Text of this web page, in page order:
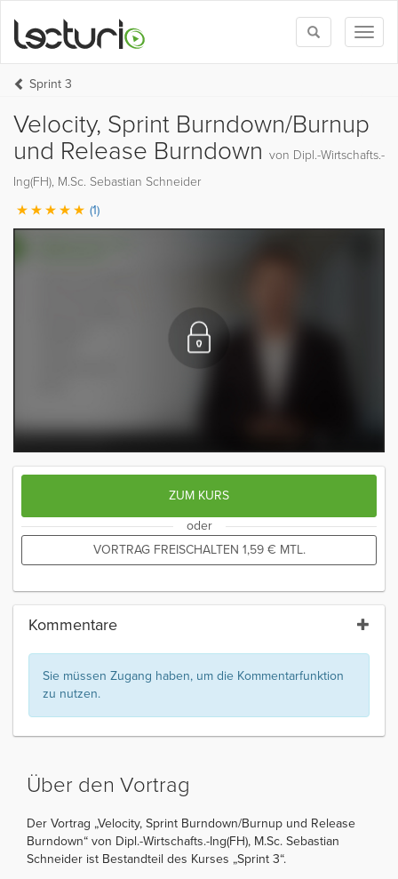
Toggle
search
Sprint 3
Velocity, Sprint Burndown/Burnup
und Release Burndown von Dipl.-Wirtschafts.-
Ing(FH), M.Sc. Sebastian Schneider
(1)
ZUM KURS
oder
VORTRAG FREISCHALTEN 1,59 € MTL.
Kommentare
Sie müssen Zugang haben, um die Kommentarfunktion
zu nutzen.
Über den Vortrag
Der Vortrag „Velocity, Sprint Burndown/Burnup und Release
Burndown“ von Dipl.-Wirtschafts.-Ing(FH), M.Sc. Sebastian
Schneider ist Bestandteil des Kurses „Sprint 3“.